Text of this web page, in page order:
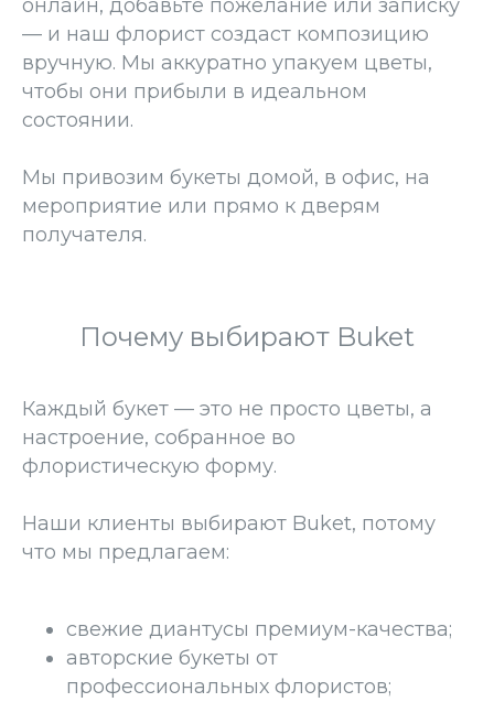
онлайн, добавьте пожелание или записку
— и наш флорист создаст композицию
вручную. Мы аккуратно упакуем цветы,
чтобы они прибыли в идеальном
состоянии.
Мы привозим букеты домой, в офис, на
мероприятие или прямо к дверям
получателя.
Почему выбирают Buket
Каждый букет — это не просто цветы, а
настроение, собранное во
флористическую форму.
Наши клиенты выбирают Buket, потому
что мы предлагаем:
свежие диантусы премиум-качества;
авторские букеты от
профессиональных флористов;